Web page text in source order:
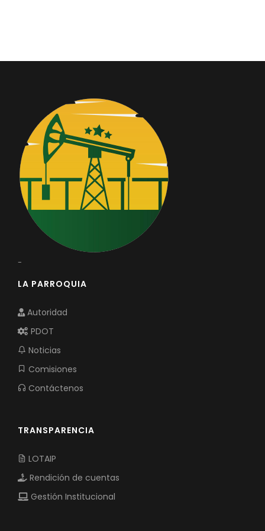
Plan de desarrollo y Ordenamiento Territorial -
Plan Operativo Anual - POA
Convenios Institucionales
PRESUPUESTO: EJECUCIÓN Y REPORTES
Cédulas presupuestarias y balances
Procesos de contratación
Ejecución Presupuestaria
Obras y proyectos
-
LA PARROQUIA
Autoridad
PDOT
Noticias
Comisiones
Contáctenos
TRANSPARENCIA
LOTAIP
Rendición de cuentas
Gestión Institucional